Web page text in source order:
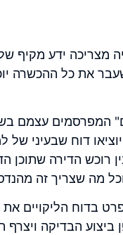
מצריכה ידע מקיף
את כל ההכשרה
המפרסמים עצמם
דוח שבעיני של
רוכש הדירה שתוכן
מה שצריך זה
בדוח הליקויים
ביצוע הבדיקה